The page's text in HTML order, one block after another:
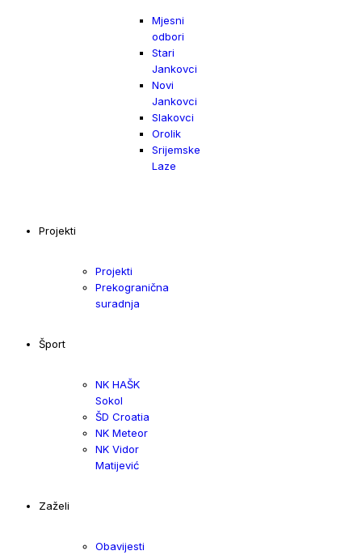
Mjesni
odbori
Stari
Jankovci
Novi
Jankovci
Slakovci
Orolik
Srijemske
Laze
Projekti
Projekti
Prekogranična
suradnja
Šport
NK HAŠK
Sokol
ŠD Croatia
NK Meteor
NK Vidor
Matijević
Zaželi
Obavijesti